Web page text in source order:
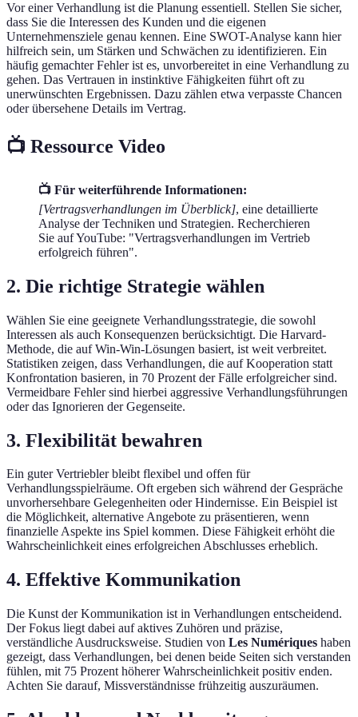
Vor einer Verhandlung ist die Planung essentiell. Stellen Sie sicher,
dass Sie die Interessen des Kunden und die eigenen
Unternehmensziele genau kennen. Eine SWOT-Analyse kann hier
hilfreich sein, um Stärken und Schwächen zu identifizieren. Ein
häufig gemachter Fehler ist es, unvorbereitet in eine Verhandlung zu
gehen. Das Vertrauen in instinktive Fähigkeiten führt oft zu
unerwünschten Ergebnissen. Dazu zählen etwa verpasste Chancen
oder übersehene Details im Vertrag.
📺 Ressource Video
📺 Für weiterführende Informationen:
[Vertragsverhandlungen im Überblick], eine detaillierte
Analyse der Techniken und Strategien. Recherchieren
Sie auf YouTube: "Vertragsverhandlungen im Vertrieb
erfolgreich führen".
2. Die richtige Strategie wählen
Wählen Sie eine geeignete Verhandlungsstrategie, die sowohl
Interessen als auch Konsequenzen berücksichtigt. Die Harvard-
Methode, die auf Win-Win-Lösungen basiert, ist weit verbreitet.
Statistiken zeigen, dass Verhandlungen, die auf Kooperation statt
Konfrontation basieren, in 70 Prozent der Fälle erfolgreicher sind.
Vermeidbare Fehler sind hierbei aggressive Verhandlungsführungen
oder das Ignorieren der Gegenseite.
3. Flexibilität bewahren
Ein guter Vertriebler bleibt flexibel und offen für
Verhandlungsspielräume. Oft ergeben sich während der Gespräche
unvorhersehbare Gelegenheiten oder Hindernisse. Ein Beispiel ist
die Möglichkeit, alternative Angebote zu präsentieren, wenn
finanzielle Aspekte ins Spiel kommen. Diese Fähigkeit erhöht die
Wahrscheinlichkeit eines erfolgreichen Abschlusses erheblich.
4. Effektive Kommunikation
Die Kunst der Kommunikation ist in Verhandlungen entscheidend.
Der Fokus liegt dabei auf aktives Zuhören und präzise,
verständliche Ausdrucksweise. Studien von Les Numériques haben
gezeigt, dass Verhandlungen, bei denen beide Seiten sich verstanden
fühlen, mit 75 Prozent höherer Wahrscheinlichkeit positiv enden.
Achten Sie darauf, Missverständnisse frühzeitig auszuräumen.